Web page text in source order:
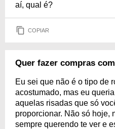
aí, qual é?
COPIAR
Quer fazer compras
Eu sei que não é o tipo de
acostumado, mas eu
aquelas risadas que só
proporcionar. Não só hoje,
sempre querendo te ver e